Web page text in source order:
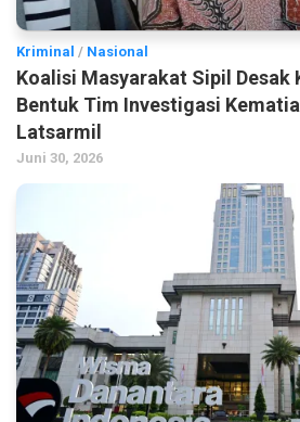
Kriminal / Nasional
Koalisi Masyarakat Sipil Desak
Bentuk Tim Investigasi
Latsarmil
Juni 30, 2026